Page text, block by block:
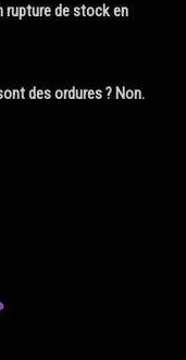
rupture de stock en
des ordures ? Non.